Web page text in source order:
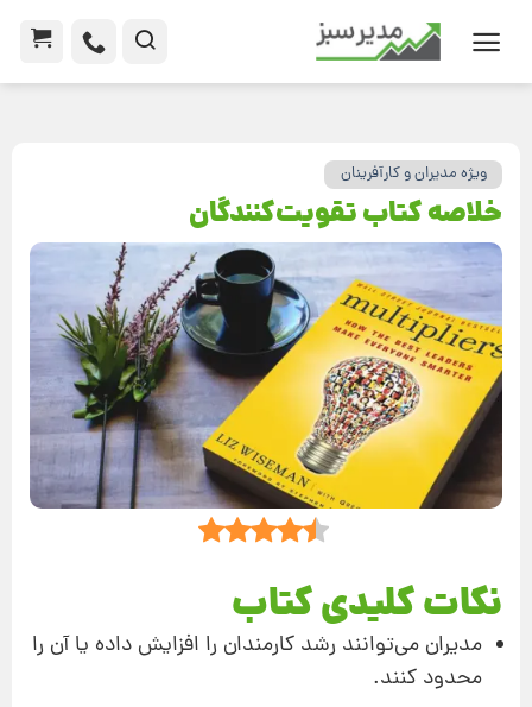
ویژه مدیران و کارآفرینان
خلاصه کتاب تقویت‌کنندگان
نکات کلیدی کتاب
مدیران می‌توانند رشد کارمندان را افزایش داده یا آن ‌را
محدود کنند.